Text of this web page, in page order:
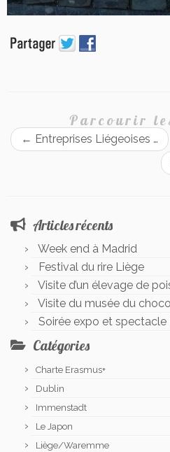
Parcourir
← Entreprises Liégeoises …
Articles récents
Week end à Madrid
Festival du rire Liège
Visite d’un élevage de
Visite du musée du
Soirée expo et spectacle
Catégories
Charte Erasmus+
Dublin
Immenstadt
Le Japon
Liège/Waremme